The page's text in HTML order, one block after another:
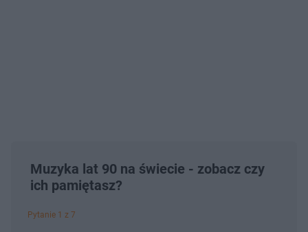
Muzyka lat 90 na świecie - zobacz czy
ich pamiętasz?
Pytanie 1 z 7